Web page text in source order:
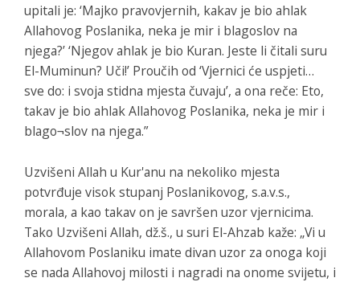
upitali je: ‘Majko pravovjernih, kakav je bio ahlak
Allahovog Poslanika, neka je mir i blagoslov na
njega?’ ‘Njegov ahlak je bio Kuran. Jeste li čitali suru
El-Muminun? Uči!’ Proučih od ‘Vjernici će uspjeti…
sve do: i svoja stidna mjesta čuvaju’, a ona reče: Eto,
takav je bio ahlak Allahovog Poslanika, neka je mir i
blago¬slov na njega.”
Uzvišeni Allah u Kur'anu na nekoliko mjesta
potvrđuje visok stupanj Poslanikovog, s.a.v.s.,
morala, a kao takav on je savršen uzor vjernicima.
Tako Uzvišeni Allah, dž.š., u suri El-Ahzab kaže: „Vi u
Allahovom Poslaniku imate divan uzor za onoga koji
se nada Allahovoj milosti i nagradi na onome svijetu, i